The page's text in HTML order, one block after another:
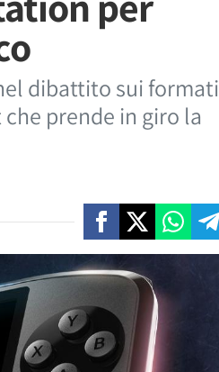
dibattito sui formati
prende in giro la